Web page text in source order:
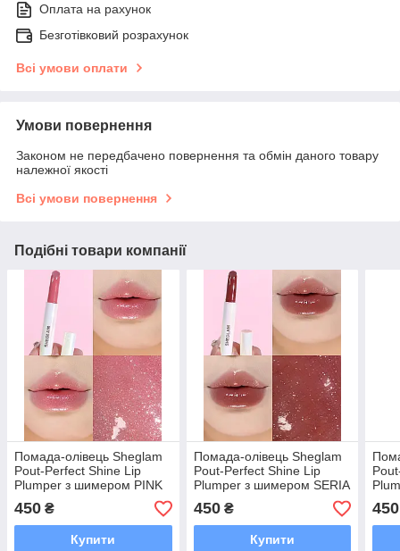
Оплата на рахунок
Безготівковий розрахунок
Всі умови оплати
Умови повернення
Законом не передбачено повернення та обмін даного товару
належної якості
Всі умови повернення
Подібні товари компанії
Помада-олівець Sheglam
Pout-Perfect Shine Lip
Plumper з шимером PINK
FLAMINGO
450 ₴
Купити
Помада-олівець Sheglam
Pout-Perfect Shine Lip
Plumper з шимером SERIA
KISS
450₴
Купити
450